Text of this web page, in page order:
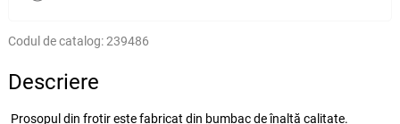
Codul de catalog:239486
Descriere
Prosopul din frotir este fabricat din bumbac de înaltă calitate.